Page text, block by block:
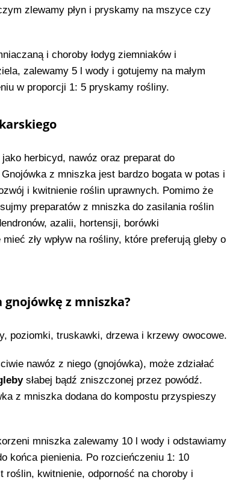
zlewamy płyn i pryskamy na mszyce czy
i choroby łodyg ziemniaków i
zalewamy 5 l wody i gotujemy na małym
w proporcji 1: 5 pryskamy rośliny.
herbicyd, nawóz oraz preparat do
z mniszka jest bardzo bogata w potas i
i kwitnienie roślin uprawnych. Pomimo że
preparatów z mniszka do zasilania roślin
azalii, hortensji, borówki
zły wpływ na rośliny, które preferują gleby o
z mniszka?
poziomki, truskawki, drzewa i krzewy owocowe.
nawóz z niego (gnojówka), może zdziałać
słabej bądź zniszczonej przez powódź.
z mniszka dodana do kompostu przyspieszy
mniszka zalewamy 10 l wody i odstawiamy
końca pienienia. Po rozcieńczeniu 1: 10
roślin, kwitnienie, odporność na choroby i